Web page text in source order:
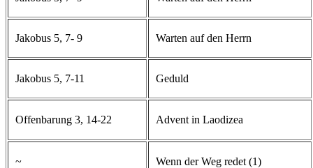
Jakobus 5, 7- 9 Warten auf den Herrn
Jakobus 5, 7-11 Geduld
Offenbarung 3, 14-22 Advent in Laodizea
~ Wenn der Weg redet (1)